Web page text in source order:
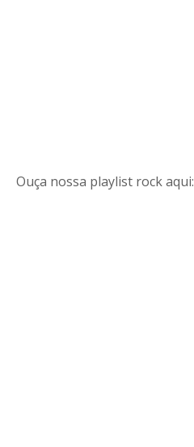
Ouça nossa playlist rock aqui: